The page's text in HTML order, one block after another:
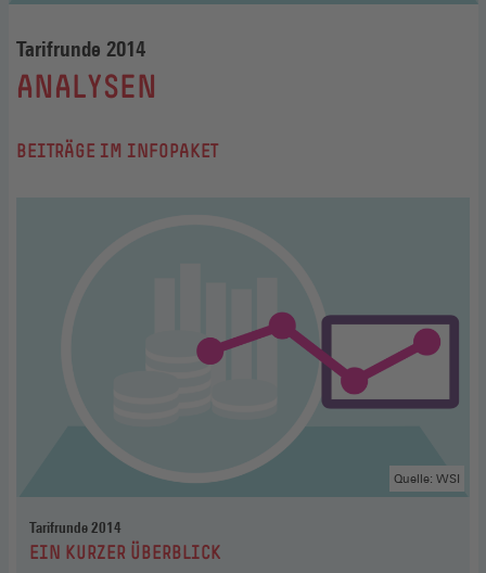
Tarifrunde 2014
:
ANALYSEN
BEITRÄGE IM INFOPAKET
Tarifrunde 2014
:EIN KURZER ÜBERBLICK
Quelle: WSI